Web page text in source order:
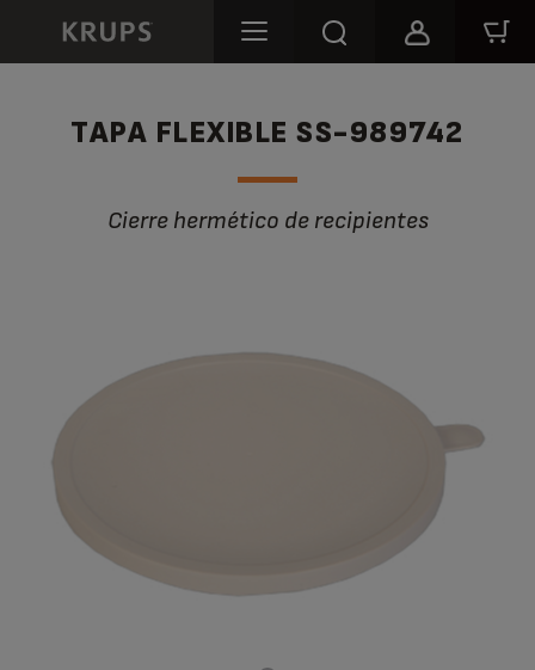
TAPA FLEXIBLE SS-989742
Cierre hermético de recipientes